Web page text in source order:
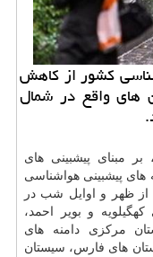
كشور از كاهش
های واقع در شمال
مبنای پیشبینی های
های پیشبینی هواشناسی
ظهر و اوایل شب در
و بویر احمد،
مركزی دامنه های
های فارس، سیستان